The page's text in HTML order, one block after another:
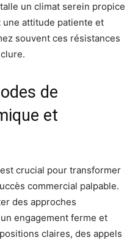
un climat serein propice
une attitude patiente et
souvent ces résistances
de
et
crucial pour transformer
commercial palpable.
des approches
engagement ferme et
claires, des appels